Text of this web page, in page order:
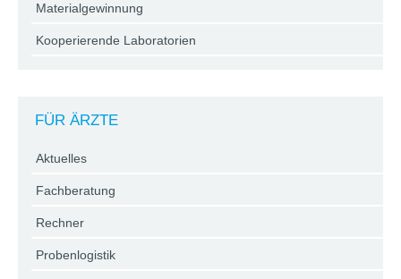
Materialgewinnung
Kooperierende Laboratorien
FÜR ÄRZTE
Aktuelles
Fachberatung
Rechner
Probenlogistik